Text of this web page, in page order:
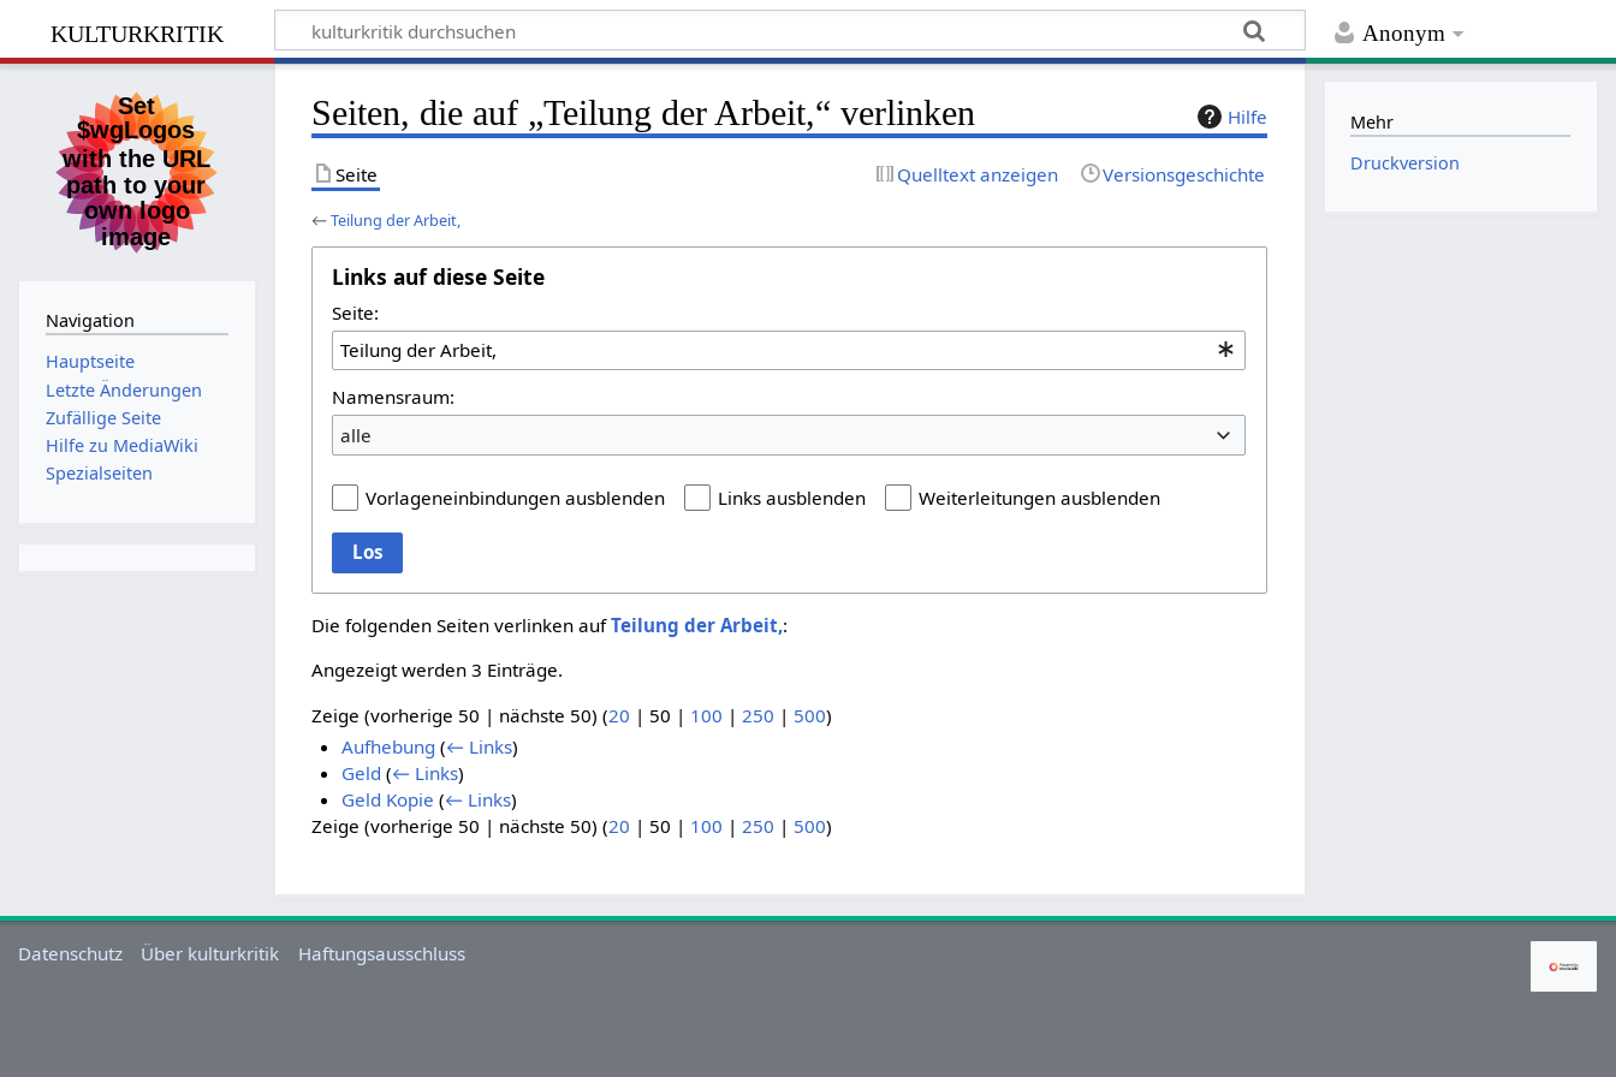
Anonym
kulturkritik
Hilfe
Seiten, die auf „Teilung der Arbeit,“ verlinken
Seite Quelltext anzeigen Versionsgeschichte
←Teilung der Arbeit,
Links auf diese Seite
Seite:
Namensraum:
alle
Vorlageneinbindungen ausblenden Links ausblenden Weiterleitungen ausblenden
Los
Die folgenden Seiten verlinken aufTeilung der Arbeit,:
Angezeigt werden 3 Einträge.
Zeige (vorherige 50 | nächste 50) (20 | 50 | 100 | 250 | 500)
Aufhebung (← Links)
Geld (← Links)
Geld Kopie (← Links)
Zeige (vorherige 50 | nächste 50) (20 | 50 | 100 |250 | 500)
Navigation
Hauptseite
Letzte Änderungen
Zufällige Seite
Hilfe zu MediaWiki
Spezialseiten
Mehr
Druckversion
Datenschutz Über kulturkritik Haftungsausschluss